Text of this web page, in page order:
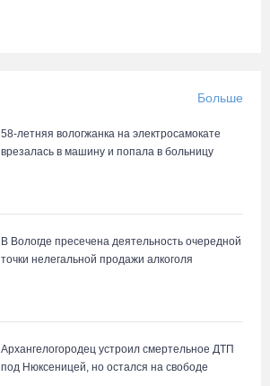
Больше
58-летняя вологжанка на электросамокате
врезалась в машину и попала в больницу
В Вологде пресечена деятельность очередной
точки нелегальной продажи алкоголя
Архангелогородец устроил смертельное ДТП
под Нюксеницей, но остался на свободе